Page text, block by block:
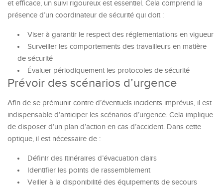
et efficace, un suivi rigoureux est essentiel. Cela comprend la
présence d’un coordinateur de sécurité qui doit :
Viser à garantir le respect des réglementations en vigueur
Surveiller les comportements des travailleurs en matière
de sécurité
Évaluer périodiquement les protocoles de sécurité
Prévoir des scénarios d’urgence
Afin de se prémunir contre d’éventuels incidents imprévus, il est
indispensable d’anticiper les scénarios d’urgence. Cela implique
de disposer d’un plan d’action en cas d’accident. Dans cette
optique, il est nécessaire de :
Définir des itinéraires d’évacuation clairs
Identifier les points de rassemblement
Veiller à la disponibilité des équipements de secours